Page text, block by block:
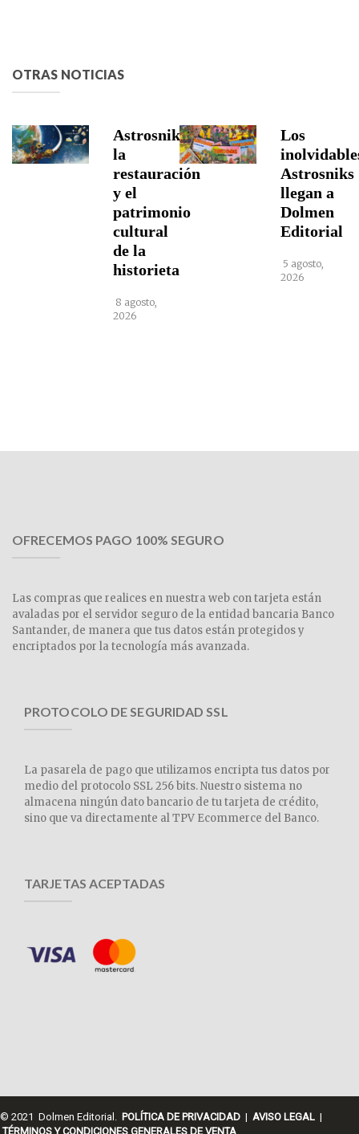
OTRAS NOTICIAS
Astrosniks,
la
restauración
y el
patrimonio
cultural
de la
historieta
8 agosto,
2026
Los
Astrosniks
llegan a
Dolmen
Editorial
5 agosto,
2026
OFRECEMOS PAGO 100% SEGURO
Las compras que realices en nuestra web con tarjeta están
avaladas por el servidor seguro de la entidad bancaria Banco
Santander, de manera que tus datos están protegidos y
encriptados por la tecnología más avanzada.
PROTOCOLO DE SEGURIDAD SSL
La pasarela de pago que utilizamos encripta tus datos por
medio del protocolo SSL 256 bits. Nuestro sistema no
almacena ningún dato bancario de tu tarjeta de crédito,
sino que va directamente al TPV Ecommerce del Banco.
TARJETAS ACEPTADAS
© 2021 Dolmen Editorial. POLÍTICA DE PRIVACIDAD | AVISO LEGAL |
TÉRMINOS Y CONDICIONES GENERALES DE VENTA